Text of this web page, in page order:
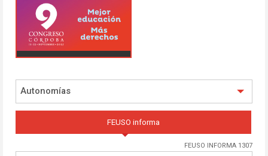
Autonomías
FEUSO informa
FEUSO INFORMA 1307